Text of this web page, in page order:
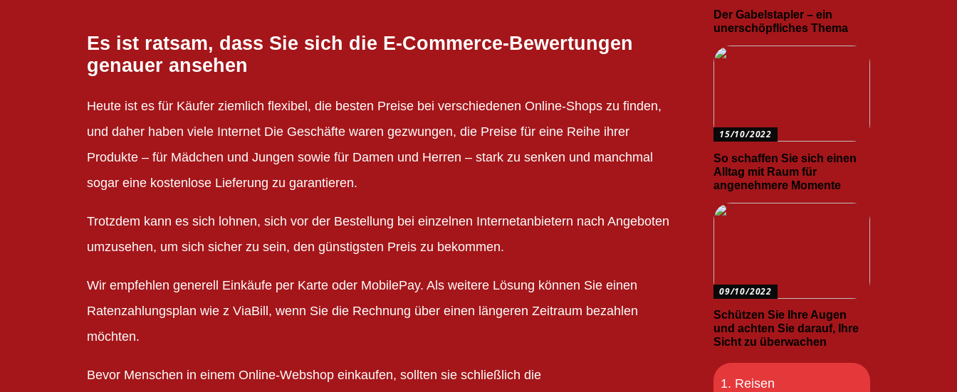
Es ist ratsam, dass Sie sich die E-Commerce-Bewertungen
genauer ansehen
Heute ist es für Käufer ziemlich flexibel, die besten Preise bei verschiedenen Online-Shops zu finden,
und daher haben viele Internet Die Geschäfte waren gezwungen, die Preise für eine Reihe ihrer
Produkte – für Mädchen und Jungen sowie für Damen und Herren – stark zu senken und manchmal
sogar eine kostenlose Lieferung zu garantieren.
Trotzdem kann es sich lohnen, sich vor der Bestellung bei einzelnen Internetanbietern nach Angeboten
umzusehen, um sich sicher zu sein, den günstigsten Preis zu bekommen.
Wir empfehlen generell Einkäufe per Karte oder MobilePay. Als weitere Lösung können Sie einen
Ratenzahlungsplan wie z ViaBill, wenn Sie die Rechnung über einen längeren Zeitraum bezahlen
möchten.
Bevor Menschen in einem Online-Webshop einkaufen, sollten sie schließlich die
Der Gabelstapler – ein
unerschöpfliches Thema
15/10/2022
So schaffen Sie sich einen
Alltag mit Raum für
angenehmere Momente
09/10/2022
Schützen Sie Ihre Augen
und achten Sie darauf, Ihre
Sicht zu überwachen
Reisen